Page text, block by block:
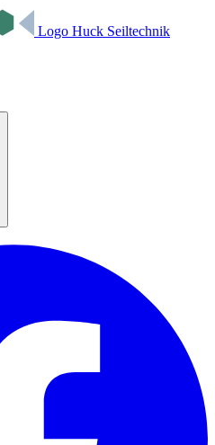
Logo Huck Seiltechnik